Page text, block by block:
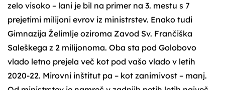
zelo visoko – lani je bil na primer na 3. mestu s 7
prejetimi milijoni evrov iz ministrstev. Enako tudi
Gimnazija Želimlje oziroma Zavod Sv. Frančiška
Saleškega z 2 milijonoma. Oba sta pod Golobovo
vlado letno prejela več kot pod vašo vlado v letih
2020-22. Mirovni inštitut pa – kot zanimivost – manj.